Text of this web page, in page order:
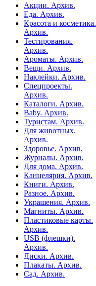
Акции. Архив.
Еда. Архив.
Красота и косметика.
Архив.
Тестирования.
Архив.
Ароматы. Архив.
Вещи. Архив.
Наклейки. Архив.
Спецпроекты.
Архив.
Каталоги. Архив.
Baby. Архив.
Туристам. Архив.
Для животных.
Архив.
Здоровье. Архив.
Журналы. Архив.
Для дома. Архив.
Канцелярия. Архив.
Книги. Архив.
Разное. Архив.
Украшения. Архив.
Магниты. Архив.
Пластиковые карты.
Архив.
USB (флешки).
Архив.
Диски. Архив.
Плакаты. Архив.
Сад. Архив.